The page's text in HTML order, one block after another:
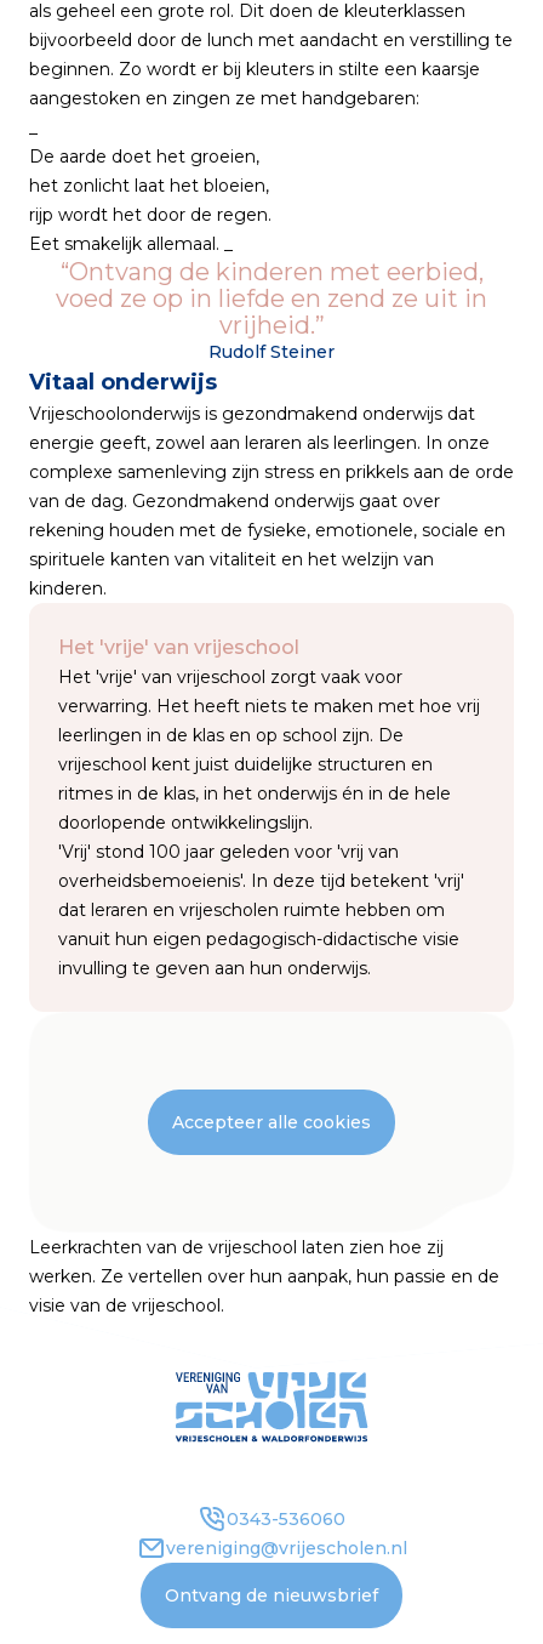
als geheel een grote rol. Dit doen de kleuterklassen
bijvoorbeeld door de lunch met aandacht en verstilling te
beginnen. Zo wordt er bij kleuters in stilte een kaarsje
aangestoken en zingen ze met handgebaren:
De aarde doet het groeien,
het zonlicht laat het bloeien,
rijp wordt het door de regen.
Eet smakelijk allemaal. _
Ontvang de kinderen met eerbied,
voed ze op in liefde en zend ze uit in
vrijheid.
Rudolf Steiner
Vitaal onderwijs
Vrijeschoolonderwijs is gezondmakend onderwijs dat
energie geeft, zowel aan leraren als leerlingen. In onze
complexe samenleving zijn stress en prikkels aan de orde
van de dag. Gezondmakend onderwijs gaat over
rekening houden met de fysieke, emotionele, sociale en
spirituele kanten van vitaliteit en het welzijn van
kinderen.
Het 'vrije' van vrijeschool
Het 'vrije' van vrijeschool zorgt vaak voor
verwarring. Het heeft niets te maken met hoe vrij
leerlingen in de klas en op school zijn. De
vrijeschool kent juist duidelijke structuren en
ritmes in de klas, in het onderwijs én in de hele
doorlopende ontwikkelingslijn.
'Vrij' stond 100 jaar geleden voor 'vrij van
overheidsbemoeienis'. In deze tijd betekent 'vrij'
dat leraren en vrijescholen ruimte hebben om
vanuit hun eigen pedagogisch-didactische visie
invulling te geven aan hun onderwijs.
Accepteer alle cookies
Leerkrachten van de vrijeschool laten zien hoe zij
werken. Ze vertellen over hun aanpak, hun passie en de
visie van de vrijeschool.
0343-536060
vereniging@vrijescholen.nl
Ontvang de nieuwsbrief